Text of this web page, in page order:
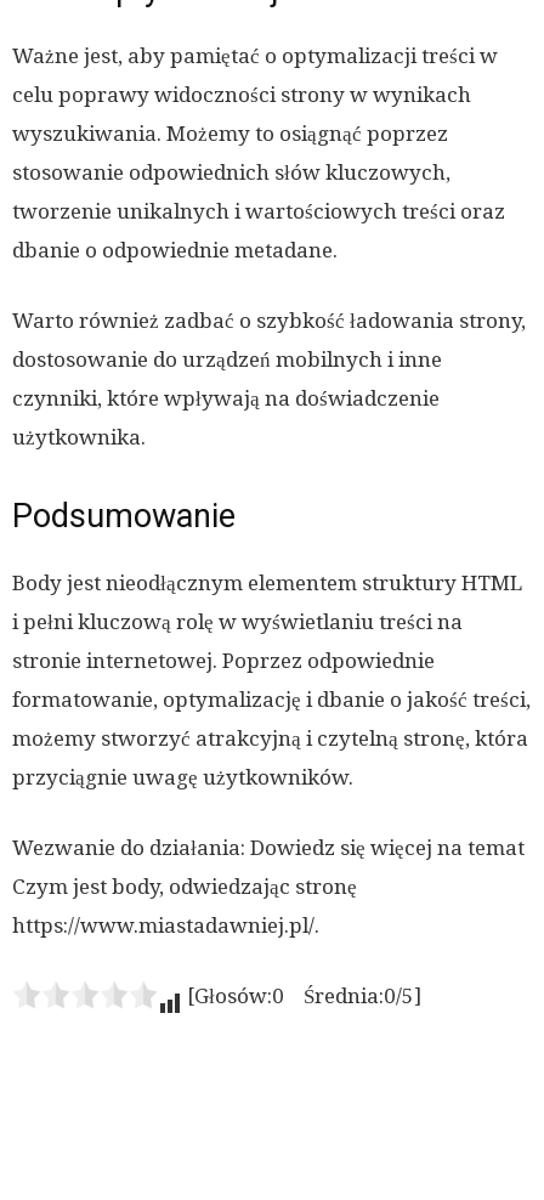
Ważne jest, aby pamiętać o optymalizacji treści w
celu poprawy widoczności strony w wynikach
wyszukiwania. Możemy to osiągnąć poprzez
stosowanie odpowiednich słów kluczowych,
tworzenie unikalnych i wartościowych treści oraz
dbanie o odpowiednie metadane.
Warto również zadbać o szybkość ładowania strony,
dostosowanie do urządzeń mobilnych i inne
czynniki, które wpływają na doświadczenie
użytkownika.
Podsumowanie
Body jest nieodłącznym elementem struktury HTML
i pełni kluczową rolę w wyświetlaniu treści na
stronie internetowej. Poprzez odpowiednie
formatowanie, optymalizację i dbanie o jakość treści,
możemy stworzyć atrakcyjną i czytelną stronę, która
przyciągnie uwagę użytkowników.
Wezwanie do działania: Dowiedz się więcej na temat
Czym jest body, odwiedzając stronę
https://www.miastadawniej.pl/.
[Głosów:0 Średnia:0/5]